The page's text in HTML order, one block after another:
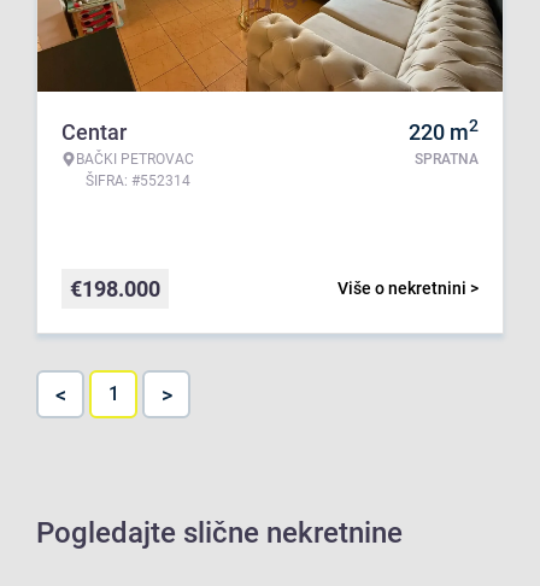
Centar
BAČKI PETROVAC
ŠIFRA: #552314
220 m2
SPRATNA
Više o nekretnini >
€198.000
< 1 >
Pogledajte slične nekretnine